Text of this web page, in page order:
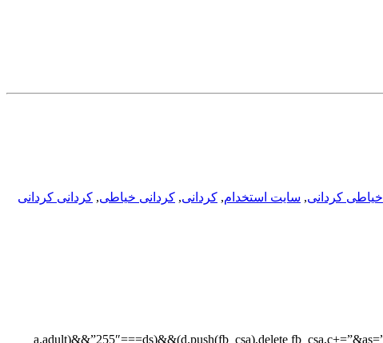
خیاطی کردانی, سایت استخدام, کردانی, کردانی خیاطی, کردانی کردانی